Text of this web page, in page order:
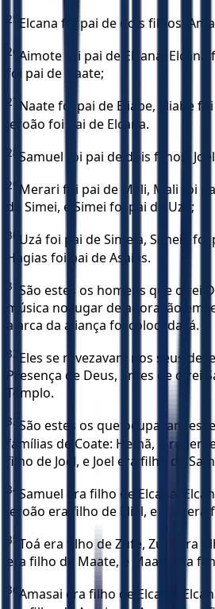
25 Elcana foi pai de dois filhos:
26 Aimote foi pai de Elcana,
foi pai de Naate;
27 Naate foi pai de Eliabe, Eliabe
Jeroão foi pai de Elcana.
28 Samuel foi pai de dois filhos:
29 Merari foi pai de Mali, Mali foi
de Simei, e Simei foi pai de Uzá;
30 Uzá foi pai de Simeia, Simeia foi
Hagias foi pai de Asaías.
31
São estes os homens que o rei
música no lugar de adoração em
a arca da aliança foi colocada lá.
32 Eles se revezavam nos seus
Presença de Deus, antes de o rei
Templo.
33 São estes os que ocupavam
famílias de Coate: Hemã, o
filho de Joel, e Joel era filho de
34 Samuel era filho de Elcana,
Jeroão era filho de Eliel, e Eliel era
35 Toá era filho de Zufe, Zufe era
era filho de Maate, e Maate era
36 Amasai era filho de Elcana,